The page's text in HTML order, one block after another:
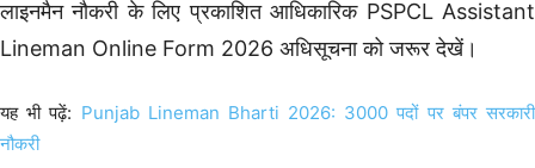
लाइनमैन नौकरी के लिए प्रकाशित आधिकारिक PSPCL Assistant
Lineman Online Form 2026 अधिसूचना को जरूर देखें।
यह भी पढ़ें: Punjab Lineman Bharti 2026: 3000 पदों पर बंपर सरकारी
नौकरी